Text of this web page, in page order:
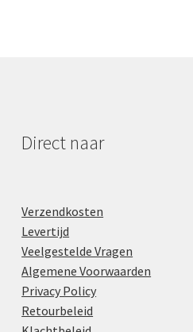
Direct naar
Verzendkosten
Levertijd
Veelgestelde Vragen
Algemene Voorwaarden
Privacy Policy
Retourbeleid